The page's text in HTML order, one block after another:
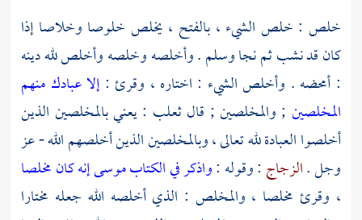
خلص : خلص الشيء ، بالفتح ، يخلص خلوصا وخلاصا إذا
كان قد نشب ثم نجا وسلم . وأخلصه وخلصه وأخلص لله دينه
: أمحضه . وأخلص الشيء : اختاره ، وقرئ :إلا عبادك منهم
المخلصين ; والمخلصين ; قالثعلب : يعني بالمخلصين الذين
أخلصوا العبادة لله تعالى ، وبالمخلصين الذين أخلصهم الله - عز
وجل .الزجاج : وقوله :واذكر في الكتاب موسى إنه كان مخلصا
، وقرئ مخلصا ، والمخلص : الذي أخلصه الله جعله مختارا